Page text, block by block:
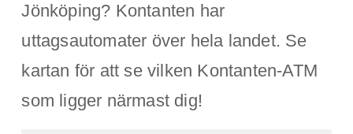
Jönköping? Kontanten har
uttagsautomater över hela landet. Se
kartan för att se vilken Kontanten-ATM
som ligger närmast dig!